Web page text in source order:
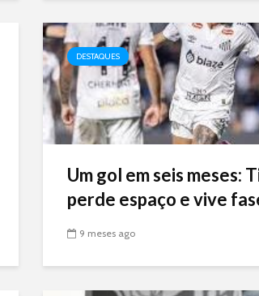
DESTAQUES
Um gol em seis meses:
perde espaço e vive
9 meses ago